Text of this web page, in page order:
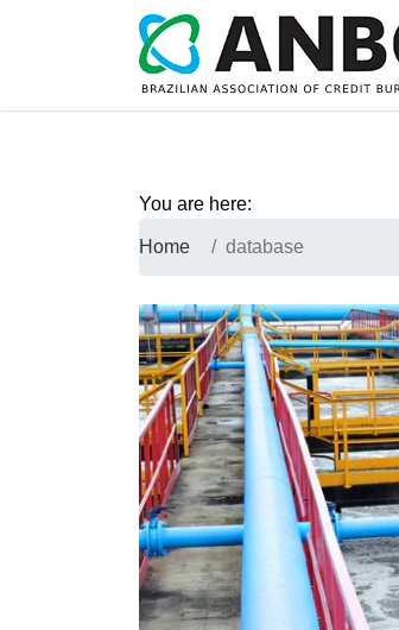
You are here:
Home database